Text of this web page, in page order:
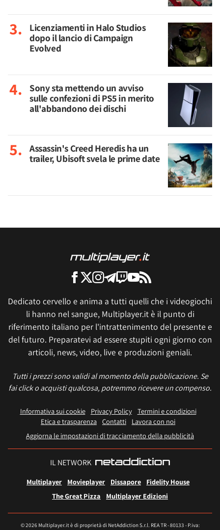
Licenziamenti in Halo Studios
dopo il lancio di Campaign
Evolved
Sony sta mettendo un avviso
sulle confezioni di PS5 in merito
all'abbandono dei dischi
Assassin's Creed Heredis ha un
trailer, Ubisoft svela le prime date
Dedicato cervello e anima a tutti quelli che i videogiochi
li hanno nel sangue, Multiplayer.it è il punto di
riferimento italiano per l'intrattenimento del presente e
del futuro. Preparatevi ad essere stupiti ogni giorno con
articoli, news, video, live e produzioni geniali.
Tutti i prezzi sono validi al momento della pubblicazione. Se
fai click o acquisti qualcosa, potremmo ricevere un compenso.
Informativa sui cookie Privacy Policy
Termini e condizioni
Etica e trasparenza Contatti
Lavora con noi
Aggiorna le impostazioni di tracciamento della pubblicità
IL NETWORK
Multiplayer Movieplayer Dissapore
Fidelity House
The Great Pizza
Multiplayer Edizioni
© 2026 Multiplayer.it è di proprietà di NetAddiction S.r.l. REA TR - 80133 - P.iva: